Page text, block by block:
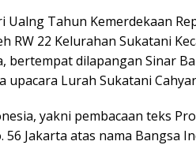
Tahun Kemerdekaan
RW 22 Kelurahan Sukatani
bertempat dilapangan Sinar
upacara Lurah Sukatani
yakni pembacaan teks
Jakarta atas nama Bangsa